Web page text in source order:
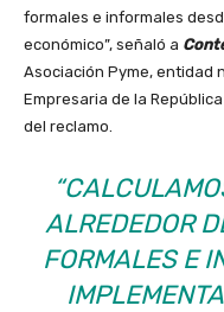
formales e informales
económico”, señaló a
Asociación Pyme, entidad
Empresaria de la
del reclamo.
ALREDEDOR
FORMALES E